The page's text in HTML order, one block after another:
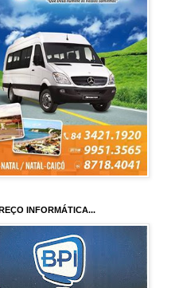
INFORMÁTICA...